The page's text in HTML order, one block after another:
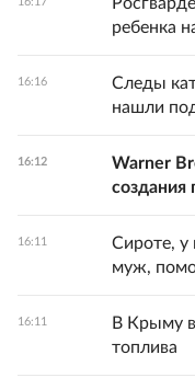
ребенка
16:16
Следы
нашли
16:12
Warner
16:11
Сироте, у
муж,
16:11
В Крыму
топлива